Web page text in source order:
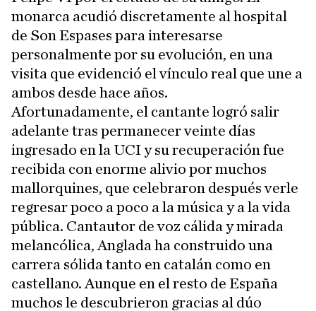
monarca acudió discretamente al hospital
de Son Espases para interesarse
personalmente por su evolución, en una
visita que evidenció el vínculo real que une a
ambos desde hace años.
Afortunadamente, el cantante logró salir
adelante tras permanecer veinte días
ingresado en la UCI y su recuperación fue
recibida con enorme alivio por muchos
mallorquines, que celebraron después verle
regresar poco a poco a la música y a la vida
pública. Cantautor de voz cálida y mirada
melancólica, Anglada ha construido una
carrera sólida tanto en catalán como en
castellano. Aunque en el resto de España
muchos le descubrieron gracias al dúo